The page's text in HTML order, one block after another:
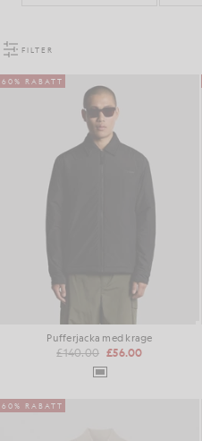
FILTER
60% RABATT
Pufferjacka med krage
£140.00 £56.00
60% RABATT